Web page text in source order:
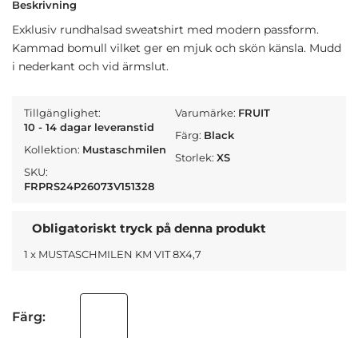
Beskrivning
Exklusiv rundhalsad sweatshirt med modern passform.
Kammad bomull vilket ger en mjuk och skön känsla. Mudd
i nederkant och vid ärmslut.
Tillgänglighet:
10 - 14 dagar leveranstid
Kollektion: Mustaschmilen
SKU:
FRPRS24P26073V151328
Varumärke: FRUIT
Färg: Black
Storlek:XS
Obligatoriskt tryck på denna produkt
1 x MUSTASCHMILEN KM VIT 8X4,7
Färg: